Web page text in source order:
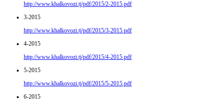
http://www.khalkovozi.tj/pdf/2015/2-2015.pdf
3-2015
http://www.khalkovozi.tj/pdf/2015/3-2015.pdf
4-2015
http://www.khalkovozi.tj/pdf/2015/4-2015.pdf
5-2015
http://www.khalkovozi.tj/pdf/2015/5-2015.pdf
6-2015